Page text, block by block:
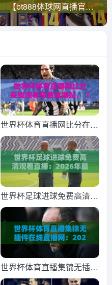
【bt888体球网直播官网观看入口】2026全新升级：一键直达的观赛体验指南
世界杯体育直播网比分在线
观看免费直播站，【世界杯
体育直播网比分在线观看免
费直播站】2026年球迷必
备指南
世界杯足球进球免费高清观
看直播：2026年最全观赛
指南+技术解析
世界杯体育直播集锦无插件
在线直播网：2026年球迷